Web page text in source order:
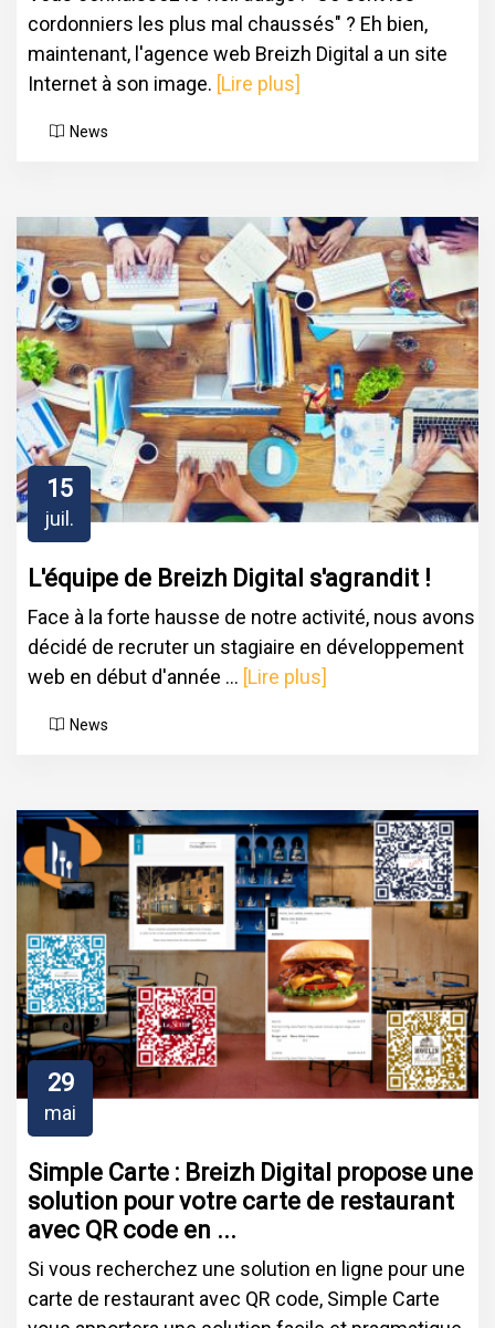
cordonniers les plus mal chaussés" ? Eh bien,
maintenant, l'agence web Breizh Digital a un site
Internet à son image. [Lire plus]
News
15
juil.
L'équipe de Breizh Digital s'agrandit !
Face à la forte hausse de notre activité, nous avons
décidé de recruter un stagiaire en développement
web en début d'année ... [Lire plus]
News
29
mai
Simple Carte : Breizh Digital propose une
solution pour votre carte de restaurant
avec QR code en ...
Si vous recherchez une solution en ligne pour une
carte de restaurant avec QR code, Simple Carte